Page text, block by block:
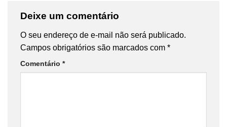
Deixe um comentário
O seu endereço de e-mail não será publicado.
Campos obrigatórios são marcados com *
Comentário *